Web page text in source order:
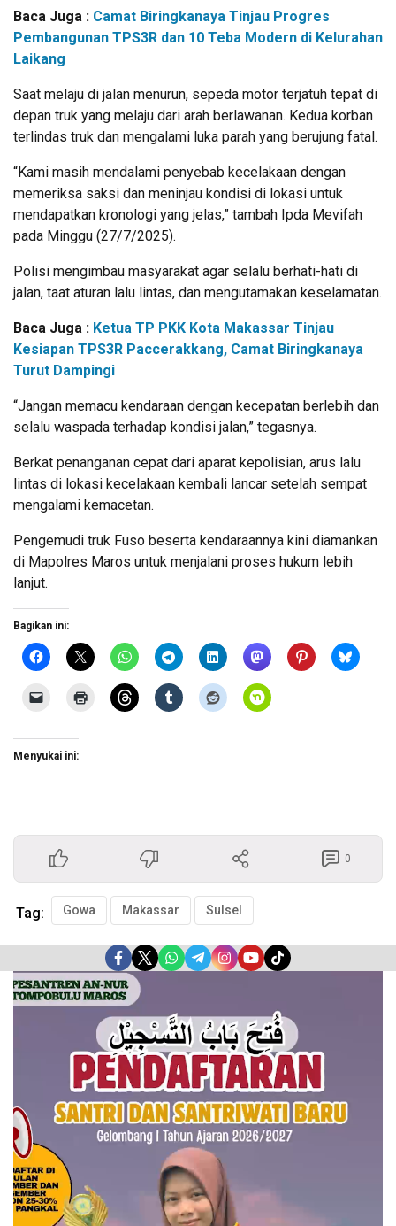
Baca Juga : Camat Biringkanaya Tinjau Progres
Pembangunan TPS3R dan 10 Teba Modern di Kelurahan
Laikang
Saat melaju di jalan menurun, sepeda motor terjatuh tepat di
depan truk yang melaju dari arah berlawanan. Kedua korban
terlindas truk dan mengalami luka parah yang berujung fatal.
“Kami masih mendalami penyebab kecelakaan dengan
memeriksa saksi dan meninjau kondisi di lokasi untuk
mendapatkan kronologi yang jelas,” tambah Ipda Mevifah
pada Minggu (27/7/2025).
Polisi mengimbau masyarakat agar selalu berhati-hati di
jalan, taat aturan lalu lintas, dan mengutamakan keselamatan.
Baca Juga : Ketua TP PKK Kota Makassar Tinjau
Kesiapan TPS3R Paccerakkang, Camat Biringkanaya
Turut Dampingi
“Jangan memacu kendaraan dengan kecepatan berlebih dan
selalu waspada terhadap kondisi jalan,” tegasnya.
Berkat penanganan cepat dari aparat kepolisian, arus lalu
lintas di lokasi kecelakaan kembali lancar setelah sempat
mengalami kemacetan.
Pengemudi truk Fuso beserta kendaraannya kini diamankan
di Mapolres Maros untuk menjalani proses hukum lebih
lanjut.
Bagikan ini:
Menyukai ini:
0
Tag: Gowa Makassar Sulsel
Pemutar
Video